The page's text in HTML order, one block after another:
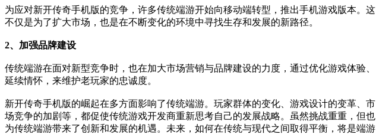
为应对新开传奇手机版的竞争，许多传统端游开始向移动端转型，推出手机游戏版本。这
不仅是为了扩大市场，也是在不断变化的环境中寻找生存和发展的新路径。
2、加强品牌建设
传统端游在面对新型竞争时，也在加大市场营销与品牌建设的力度，通过优化游戏体验、
延续情怀，来维护老玩家的忠诚度。
新开传奇手机版的崛起在多方面影响了传统端游。玩家群体的变化、游戏设计的变革、市
场竞争的加剧等，都促使传统游戏开发商重新思考自己的发展战略。虽然挑战重重，但也
为传统端游带来了创新和发展的机遇。未来，如何在传统与现代之间取得平衡，将是端游